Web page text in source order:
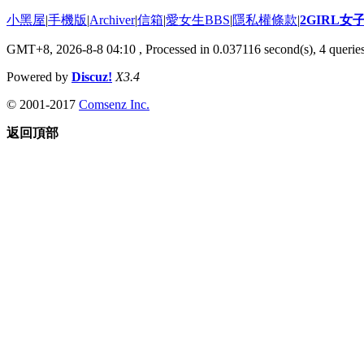
小黑屋|手機版|Archiver|信箱|愛女生BBS|隱私權條款|2GIRL女
GMT+8, 2026-8-8 04:10 , Processed in 0.037116 second(s), 4
Powered by Discuz! X3.4
© 2001-2017 Comsenz Inc.
返回頂部